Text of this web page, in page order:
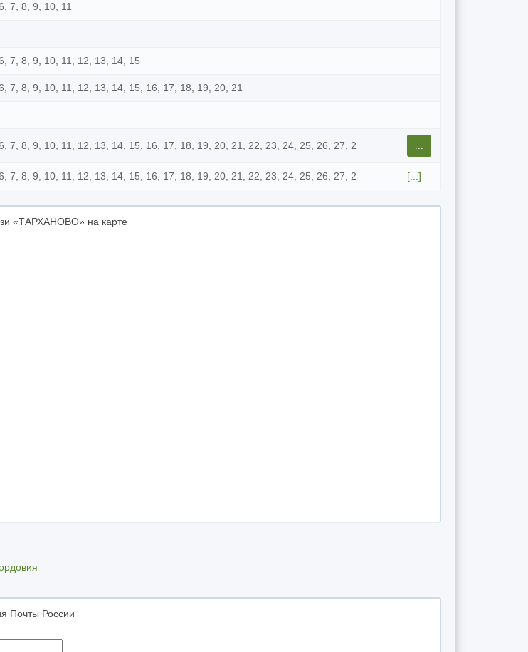
7, 8, 9, 10, 11
7, 8, 9, 10, 11, 12, 13, 14, 15
7, 8, 9, 10, 11, 12, 13, 14, 15, 16, 17, 18, 19, 20, 21
7, 8, 9, 10, 11, 12, 13, 14, 15, 16, 17, 18, 19, 20, 21, 22, 23, 24, 25, 26, 27, 2 ...
7, 8, 9, 10, 11, 12, 13, 14, 15, 16, 17, 18, 19, 20, 21, 22, 23, 24, 25, 26, 27, 2 [...]
«ТАРХАНОВО» на карте
Почты России